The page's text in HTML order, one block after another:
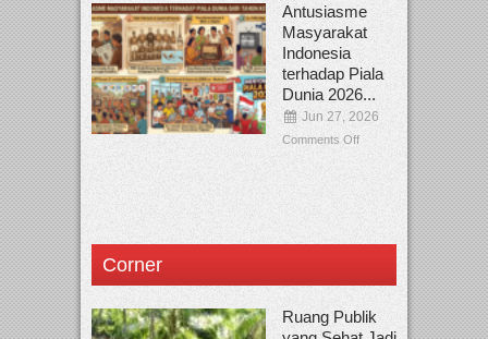
Antusiasme
Masyarakat
Indonesia
terhadap Piala
Dunia 2026...
Jun 27, 2026
Comments Off
Corner
Ruang Publik